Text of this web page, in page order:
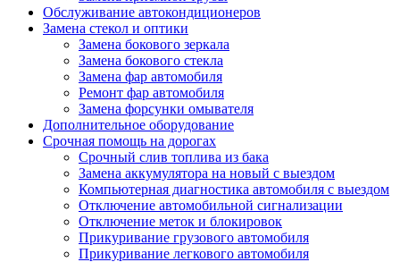
Обслуживание автокондиционеров
Замена стекол и оптики
Замена бокового зеркала
Замена бокового стекла
Замена фар автомобиля
Ремонт фар автомобиля
Замена форсунки омывателя
Дополнительное оборудование
Срочная помощь на дорогах
Срочный слив топлива из бака
Замена аккумулятора на новый с выездом
Компьютерная диагностика автомобиля с выездом
Отключение автомобильной сигнализации
Отключение меток и блокировок
Прикуривание грузового автомобиля
Прикуривание легкового автомобиля